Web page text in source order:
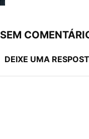
SEM
DEIXE UMA